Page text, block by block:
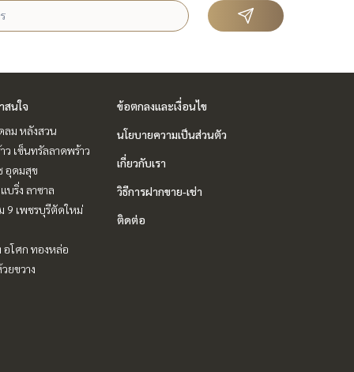
สนใจ
ลม หลังสวน
ว เซ็นทรัลลาดพร้าว
อุดมสุข
บริ่ง ลาซาล
9 เพชรบุรีตัดใหม่
อโศก ทองหล่อ
ยขวาง
ข้อตกลงและเงื่อนไข
นโยบายความเป็นส่วนตัว
เกี่ยวกับเรา
วิธีการฝากขาย-เช่า
ติดต่อ